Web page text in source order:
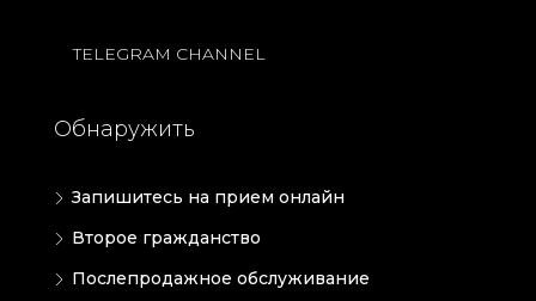
TELEGRAM CHANNEL
Обнаружить
Запишитесь на прием онлайн
Второе гражданство
Послепродажное обслуживание